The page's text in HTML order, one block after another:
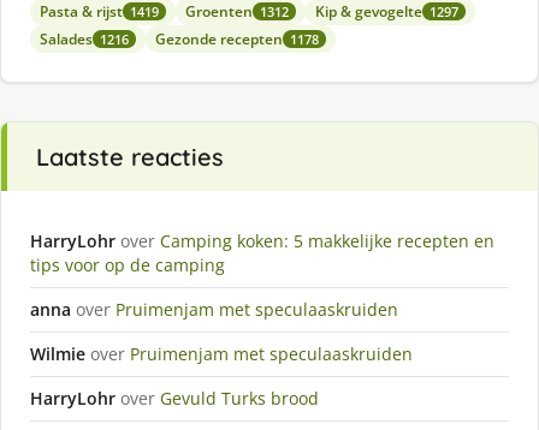
Pasta & rijst 1419 Groenten 1312 Kip & gevogelte 1297
Salades 1216 Gezonde recepten 1178
Laatste reacties
HarryLohr over Camping koken: 5 makkelijke recepten en
tips voor op de camping
anna over Pruimenjam met speculaaskruiden
Wilmie over Pruimenjam met speculaaskruiden
HarryLohr over Gevuld Turks brood